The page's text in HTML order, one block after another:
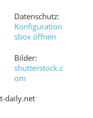
Datenschutz:
Konfiguration
sbox öffnen
Bilder:
shutterstock.c
om
daily.net